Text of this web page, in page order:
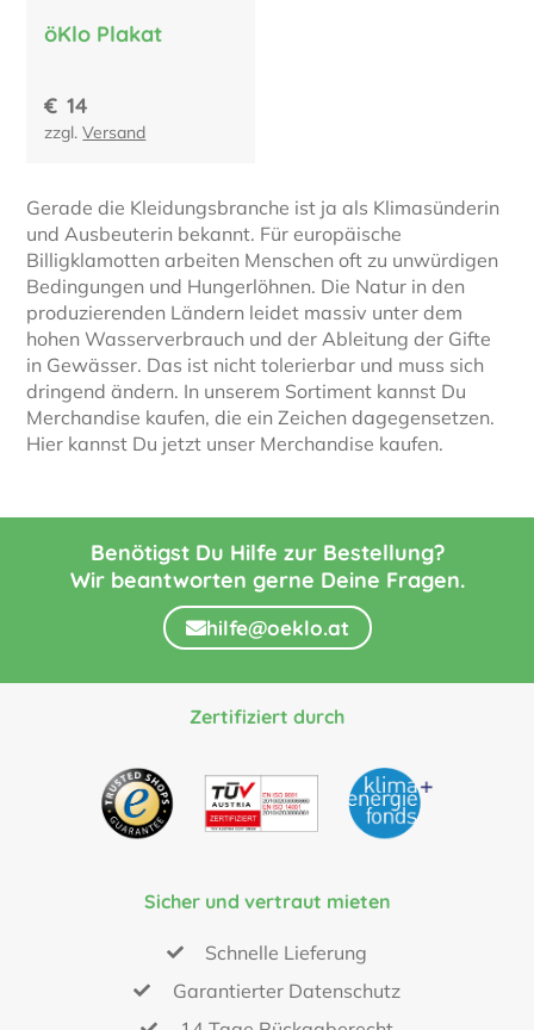
öKlo Plakat
€ 14
zzgl.Versand
Gerade die Kleidungsbranche ist ja als Klimasünderin
und Ausbeuterin bekannt. Für europäische
Billigklamotten arbeiten Menschen oft zu unwürdigen
Bedingungen und Hungerlöhnen. Die Natur in den
produzierenden Ländern leidet massiv unter dem
hohen Wasserverbrauch und der Ableitung der Gifte
in Gewässer. Das ist nicht tolerierbar und muss sich
dringend ändern. In unserem Sortiment kannst Du
Merchandise kaufen, die ein Zeichen dagegensetzen.
Hier kannst Du jetzt unser Merchandise kaufen.
Benötigst Du Hilfe zur Bestellung?
Wir beantworten gerne Deine Fragen.
hilfe@oeklo.at
Zertifiziert durch
Sicher und vertraut mieten
Schnelle Lieferung
Garantierter Datenschutz